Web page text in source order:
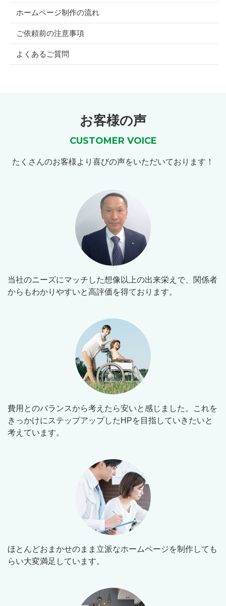
ホームページ制作の流れ
ご依頼前の注意事項
よくあるご質問
お客様の声
CUSTOMER VOICE
たくさんのお客様より喜びの声をいただいております！
当社のニーズにマッチした想像以上の出来栄えで、関係者
からもわかりやすいと高評価を得ております。
費用とのバランスから考えたら安いと感じました。これを
きっかけにステップアップしたHPを目指していきたいと
考えています。
ほとんどおまかせのまま立派なホームページを制作しても
らい大変満足しています。